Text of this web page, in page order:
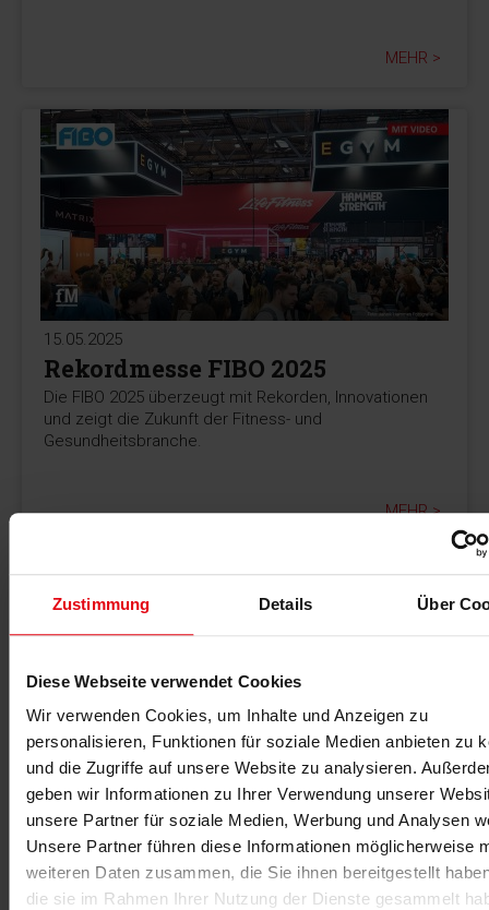
Zustimmung Details Über
Diese Webseite verwendet Cookies
Wir verwenden Cookies, um Inhalte und Anzeigen zu
personalisieren, Funktionen für soziale Medien anbieten zu
und die Zugriffe auf unsere Website zu analysieren.
geben wir Informationen zu Ihrer Verwendung unserer
unsere Partner für soziale Medien, Werbung und Analysen
Unsere Partner führen diese Informationen möglicherweise
weiteren Daten zusammen, die Sie ihnen bereitgestellt
die sie im Rahmen Ihrer Nutzung der Dienste gesammelt
MEHR >
15.05.2025
Rekordmesse FIBO 2025
Die FIBO 2025 überzeugt mit Rekorden, Innovationen
und zeigt die Zukunft der Fitness- und
Gesundheitsbranche.
MEHR >
23.04.2025 -Anzeige-
Next Level Training
DHZ Fitness präsentiert auf der FIBO 2025 ein breites
Sortiment an innovativen Plate Loaded Geräten für
Fitnessstudios.